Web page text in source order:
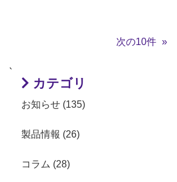
次の10件
`
カテゴリ
お知らせ (135)
製品情報 (26)
コラム (28)